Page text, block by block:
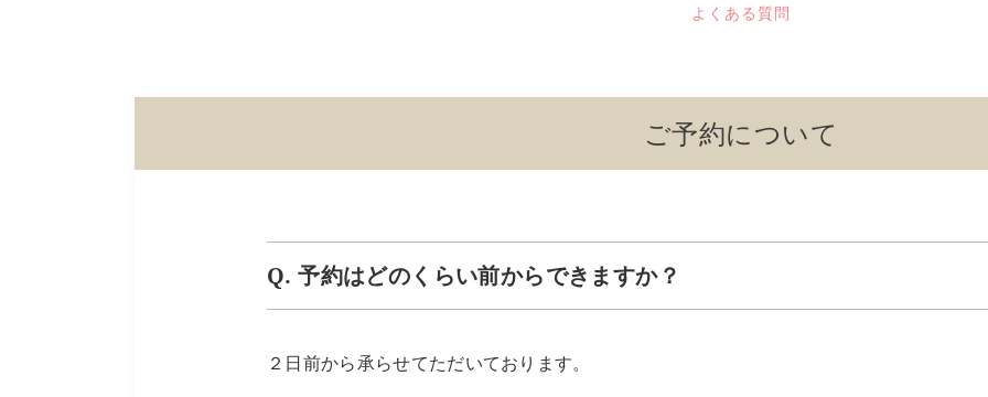
よくある質問
ご予約について
Q. 予約はどのくらい前からできますか？
２日前から承らせてただいております。